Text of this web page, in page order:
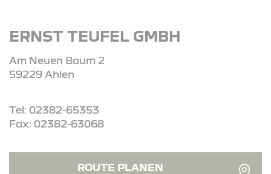
ERNST TEUFEL GMBH
Am Neuen Baum 2
59229 Ahlen
Tel: 02382-65353
Fax: 02382-63068
ROUTE PLANEN